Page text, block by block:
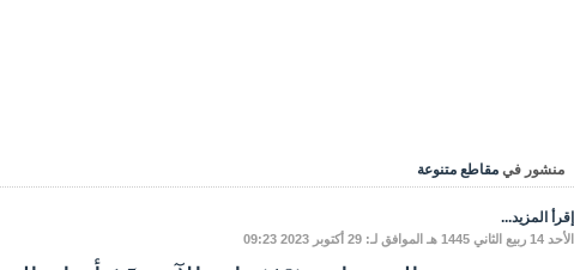
منشور في مقاطع متنوعة
إقرأ المزيد...
الأحد 14 ربيع الثاني 1445 هـ الموافق لـ: 29 أكتوبر 2023 09:23